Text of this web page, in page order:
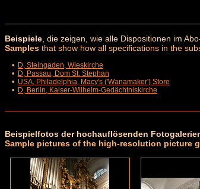
Beispiele , die zeigen, wie alle Dispositionen im
Samples that show how all specifications in the
• D, Steingaden, Wieskirche
• D, Passau, Dom St. Stephan
• USA, Philadelphia, Macy's ('Wanamaker') Store
• D, Berlin, Kaiser-Wilhelm-Gedächtniskirche
Beispielfotos der hochauflösenden
Sample pictures of the high-resolution picture